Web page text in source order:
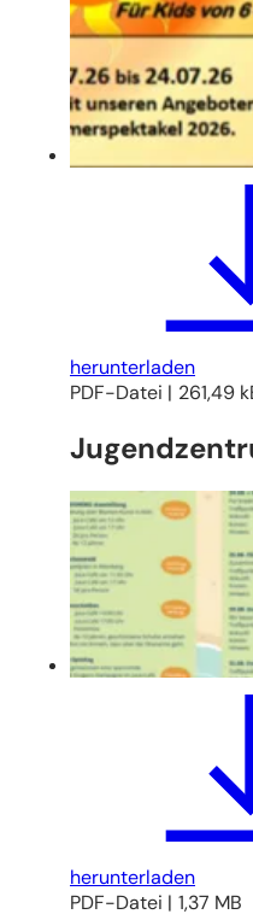
herunterladen
PDF-Datei 261,49
herunterladen
PDF-Datei 1,37 MB